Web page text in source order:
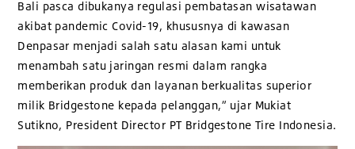
Bali pasca dibukanya regulasi pembatasan wisatawan
akibat pandemic Covid-19, khususnya di kawasan
Denpasar menjadi salah satu alasan kami untuk
menambah satu jaringan resmi dalam rangka
memberikan produk dan layanan berkualitas superior
milik Bridgestone kepada pelanggan,” ujar Mukiat
Sutikno, President Director PT Bridgestone Tire Indonesia.